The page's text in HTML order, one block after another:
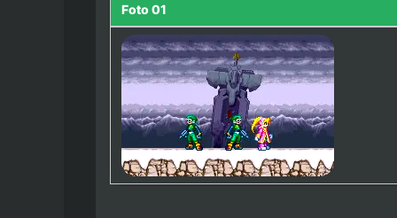
Foto 01